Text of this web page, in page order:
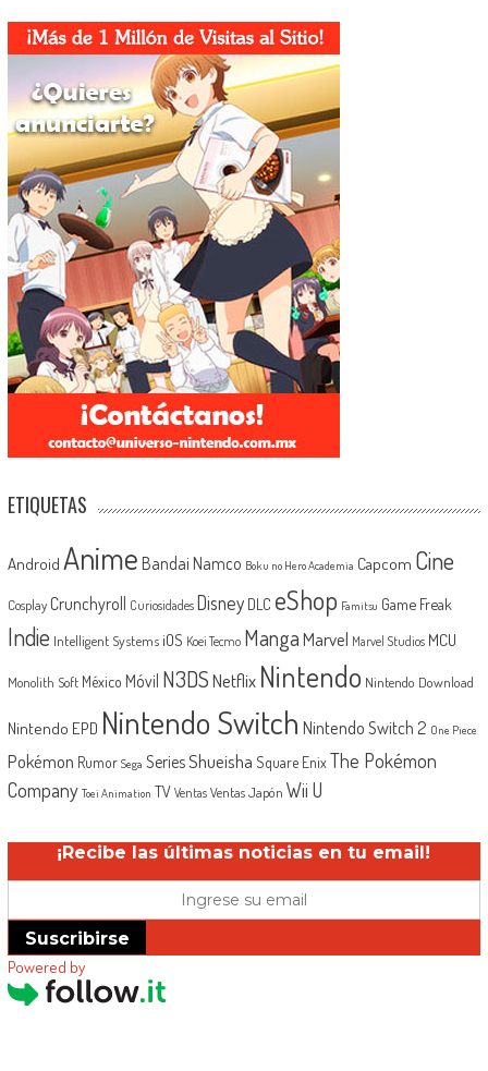
ETIQUETAS
Android Anime Bandai Namco Boku no Hero Academia Capcom Cine
Cosplay Crunchyroll Curiosidades Disney DLC eShop Famitsu Game Freak
Indie Intelligent Systems iOS Koei Tecmo MangaMarvel Marvel Studios MCU
Monolith Soft México Móvil N3DSNetflix Nintendo Nintendo Download
Nintendo EPD Nintendo Switch Nintendo Switch 2 One Piece
Pokémon Rumor Sega SeriesShueisha Square EnixThe Pokémon
Company Toei Animation TV Ventas Ventas Japón Wii U
¡Recibe las últimas noticias en tu email!
Suscribirse
Powered by